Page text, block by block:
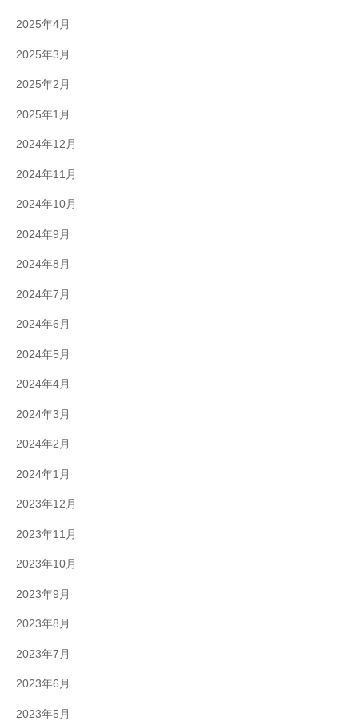
2025年4月
2025年3月
2025年2月
2025年1月
2024年12月
2024年11月
2024年10月
2024年9月
2024年8月
2024年7月
2024年6月
2024年5月
2024年4月
2024年3月
2024年2月
2024年1月
2023年12月
2023年11月
2023年10月
2023年9月
2023年8月
2023年7月
2023年6月
2023年5月